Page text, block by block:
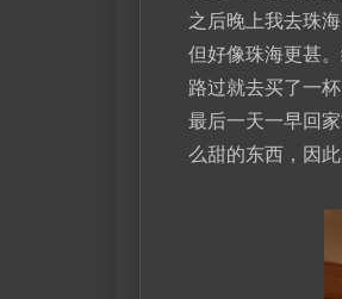
之后晚上我去珠
但好像珠海更甚
路过就去买了一
最后一天一早回
么甜的东西，因